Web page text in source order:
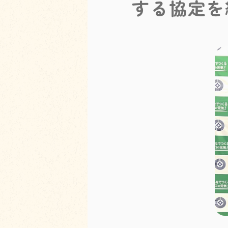
する協定